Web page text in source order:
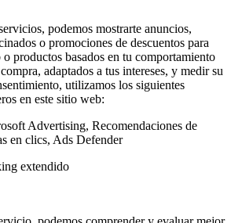
podemos mostrarte anuncios,
o promociones de descuentos para
productos basados en tu comportamiento
adaptados a tus intereses, y medir su
utilizamos los siguientes
en este sitio web:
Advertising, Recomendaciones de
en clics, Ads Defender
extendido